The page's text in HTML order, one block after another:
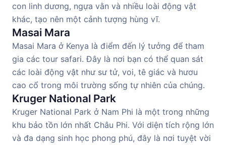
con linh dương, ngựa vằn và nhiều loài động vật
khác, tạo nên một cảnh tượng hùng vĩ.
Masai Mara
Masai Mara ở Kenya là điểm đến lý tưởng để tham
gia các tour safari. Đây là nơi bạn có thể quan sát
các loài động vật như sư tử, voi, tê giác và hươu
cao cổ trong môi trường sống tự nhiên của chúng.
Kruger National Park
Kruger National Park ở Nam Phi là một trong những
khu bảo tồn lớn nhất Châu Phi. Với diện tích rộng lớn
và đa dạng sinh học phong phú, đây là nơi tuyệt vời